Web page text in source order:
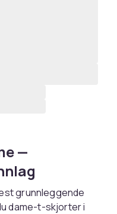
—
grunnleggende
dame-t-skjorter i